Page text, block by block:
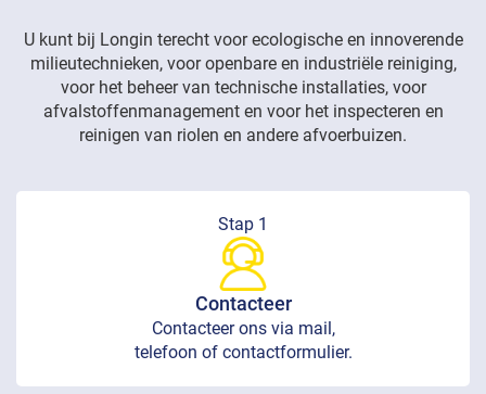
U kunt bij Longin terecht voor ecologische en innoverende
milieutechnieken, voor openbare en industriële reiniging,
voor het beheer van technische installaties, voor
afvalstoffenmanagement en voor het inspecteren en
reinigen van riolen en andere afvoerbuizen.
Stap 1
Contacteer
Contacteer ons via mail,
telefoon of contactformulier.